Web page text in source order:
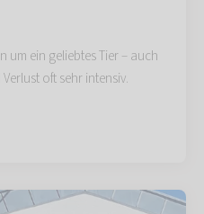
um ein geliebtes Tier – auch
oft sehr intensiv.